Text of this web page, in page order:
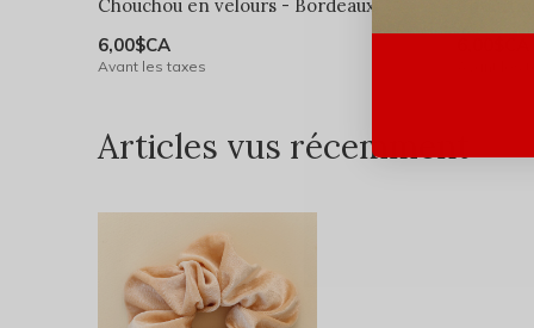
Chouchou en velours - Bordeaux
6,00$CA
Avant les taxes
Articles vus récemment